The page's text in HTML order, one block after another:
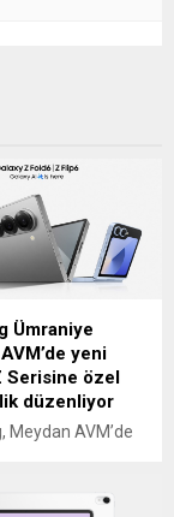
Ümraniye
yeni
Serisine özel
düzenliyor
Meydan AVM’de
özel bir etkinlik